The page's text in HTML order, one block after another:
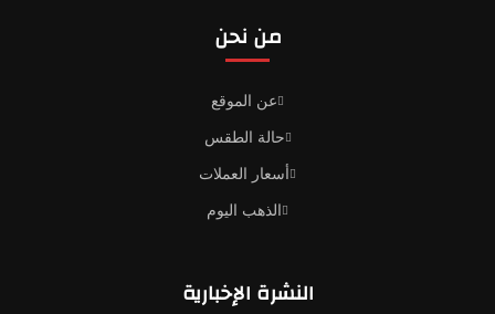
من نحن
عن الموقع
حالة الطقس
أسعار العملات
الذهب اليوم
النشرة الإخبارية